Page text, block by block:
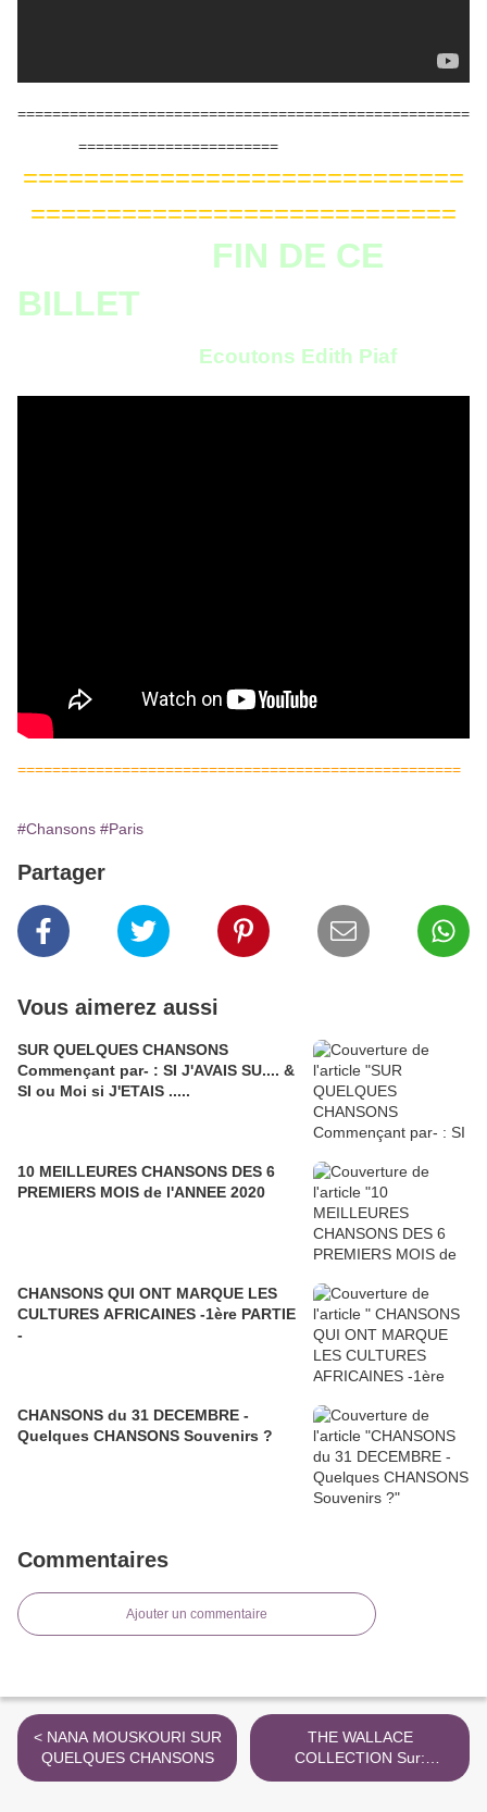
====================================================
=======================
=============================
============================
FIN DE CE
BILLET
Ecoutons Edith Piaf
===================================================
#Chansons #Paris
Partager
Vous aimerez aussi
SUR QUELQUES CHANSONS
Commençant par- : SI J'AVAIS SU.... &
SI ou Moi si J'ETAIS .....
10 MEILLEURES CHANSONS DES 6
PREMIERS MOIS de l'ANNEE 2020
CHANSONS QUI ONT MARQUE LES
CULTURES AFRICAINES -1ère PARTIE
-
CHANSONS du 31 DECEMBRE -
Quelques CHANSONS Souvenirs ?
Commentaires
Ajouter un commentaire
< NANA MOUSKOURI SUR
QUELQUES CHANSONS
THE WALLACE
COLLECTION Sur:
QUELQUES CHANSONS >